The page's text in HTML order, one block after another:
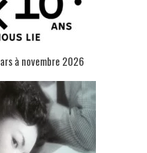
à novembre 2026